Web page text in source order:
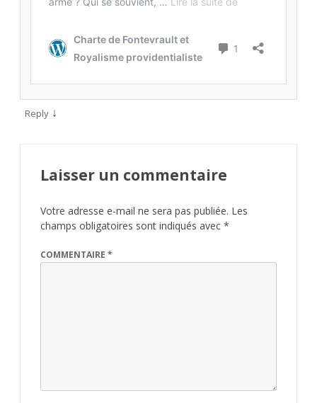
Reply ↓
Laisser un commentaire
Votre adresse e-mail ne sera pas publiée. Les
champs obligatoires sont indiqués avec *
COMMENTAIRE *